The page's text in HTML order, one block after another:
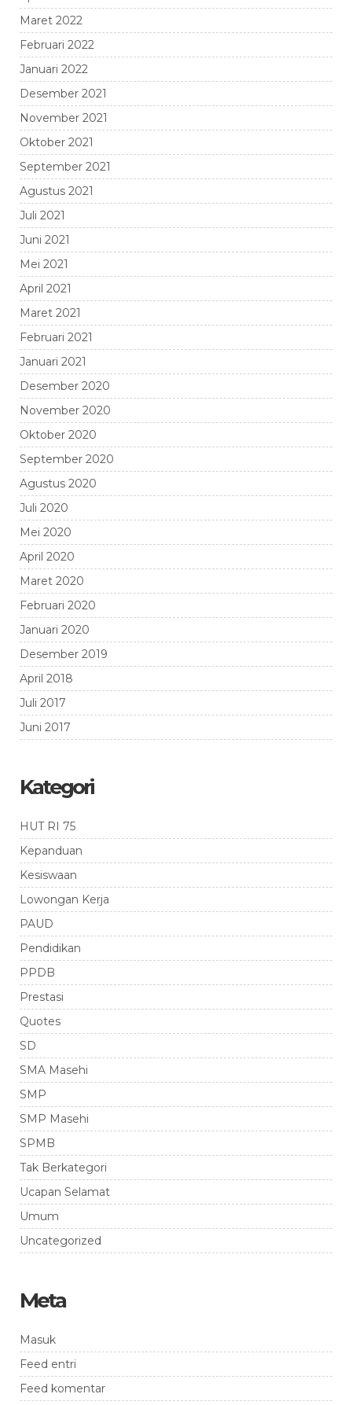
Maret 2022
Februari 2022
Januari 2022
Desember 2021
November 2021
Oktober 2021
September 2021
Agustus 2021
Juli 2021
Juni 2021
Mei 2021
April 2021
Maret 2021
Februari 2021
Januari 2021
Desember 2020
November 2020
Oktober 2020
September 2020
Agustus 2020
Juli 2020
Mei 2020
April 2020
Maret 2020
Februari 2020
Januari 2020
Desember 2019
April 2018
Juli 2017
Juni 2017
Kategori
HUT RI 75
Kepanduan
Kesiswaan
Lowongan Kerja
PAUD
Pendidikan
PPDB
Prestasi
Quotes
SD
SMA Masehi
SMP
SMP Masehi
SPMB
Tak Berkategori
Ucapan Selamat
Umum
Uncategorized
Meta
Masuk
Feed entri
Feed komentar